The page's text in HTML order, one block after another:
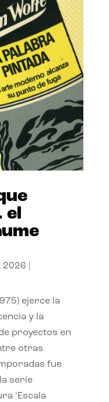
el
2026
ejerce la
y la
proyectos en
otras
fue
serie
‘Escala